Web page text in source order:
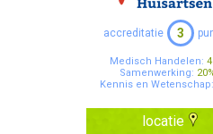
accreditatie 3
Medisch Handelen:
Samenwerking:
Kennis en Wetenschap:
locatie